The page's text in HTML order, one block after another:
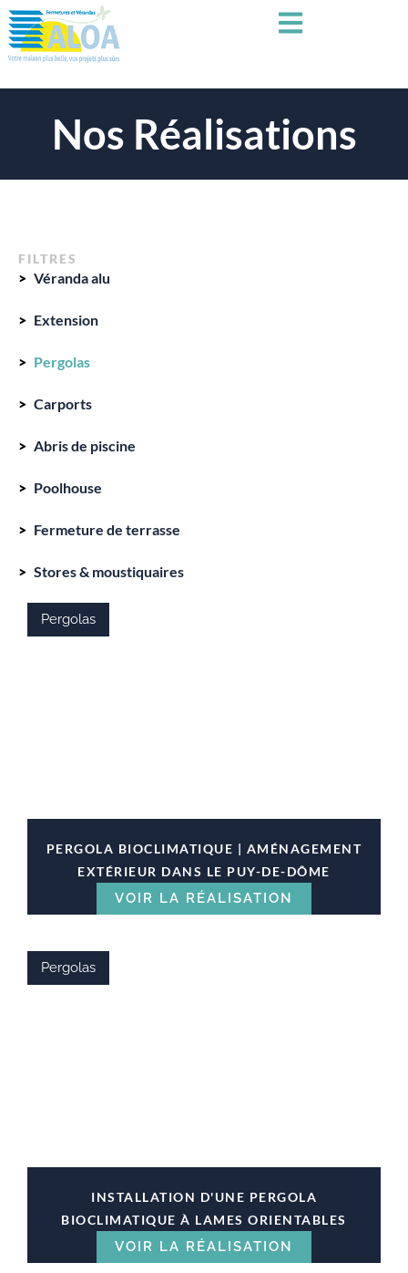
Nos Réalisations
FILTRES
Véranda alu
Extension
Pergolas
Carports
Abris de piscine
Poolhouse
Fermeture de terrasse
Stores & moustiquaires
Pergolas
PERGOLA BIOCLIMATIQUE | AMÉNAGEMENT
EXTÉRIEUR DANS LE PUY-DE-DÔME
VOIR LA RÉALISATION
Pergolas
INSTALLATION D'UNE PERGOLA
BIOCLIMATIQUE À LAMES ORIENTABLES
VOIR LA RÉALISATION